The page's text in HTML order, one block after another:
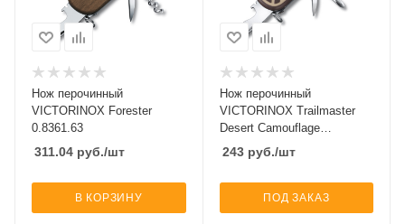
Нож перочинный
VICTORINOX Forester
0.8361.63
311.04 руб./шт
В КОРЗИНУ
Нож перочинный
VICTORINOX Trailmaster
Desert Camouflage
0.8461.MWC941
243руб./шт
ПОД ЗАКАЗ